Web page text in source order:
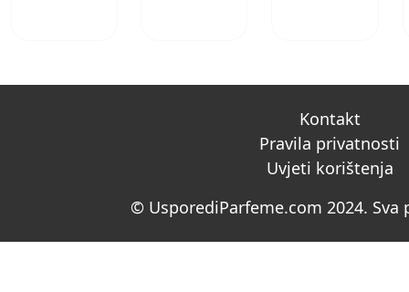
Kontakt
Pravila privatnosti
Uvjeti korištenja
© UsporediParfeme.com 2024. Sva